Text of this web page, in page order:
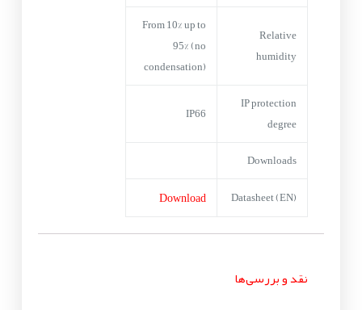
Relative
humidity
From 10% up to
95% (no
condensation)
IP protection
degree
IP66
Downloads
Datasheet (EN)
Download
نقد و بررسی‌ها